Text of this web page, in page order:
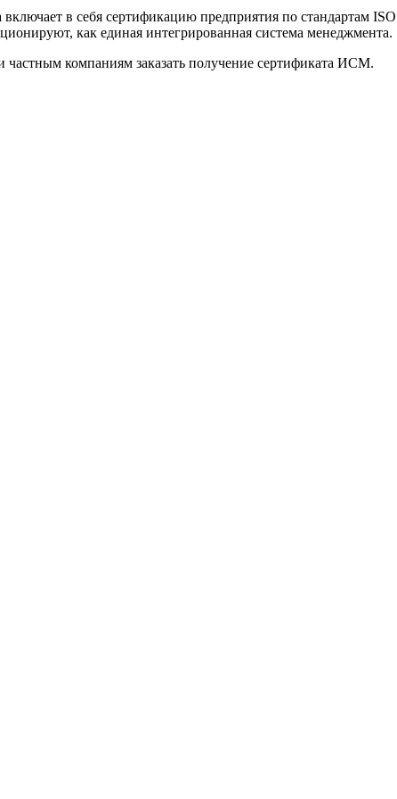
в себя сертификацию предприятия по стандартам ISO
как единая интегрированная система менеджмента.
частным компаниям заказать получение сертификата ИСМ.